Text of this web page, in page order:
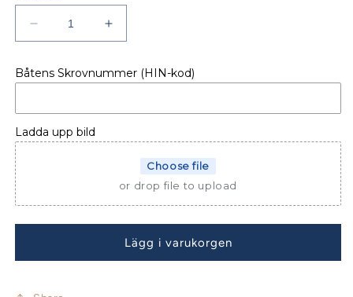
Minska
kvantitet
Jeanneau
Odyssey
409
Sittbrunnskapell
Öka
kvantitet
Jeanneau
Odyssey
Sittbrunnskapell
Båtens Skrovnummer (HIN-kod)
Ladda upp bild
Choose file
or drop file to upload
Lägg i varukorgen